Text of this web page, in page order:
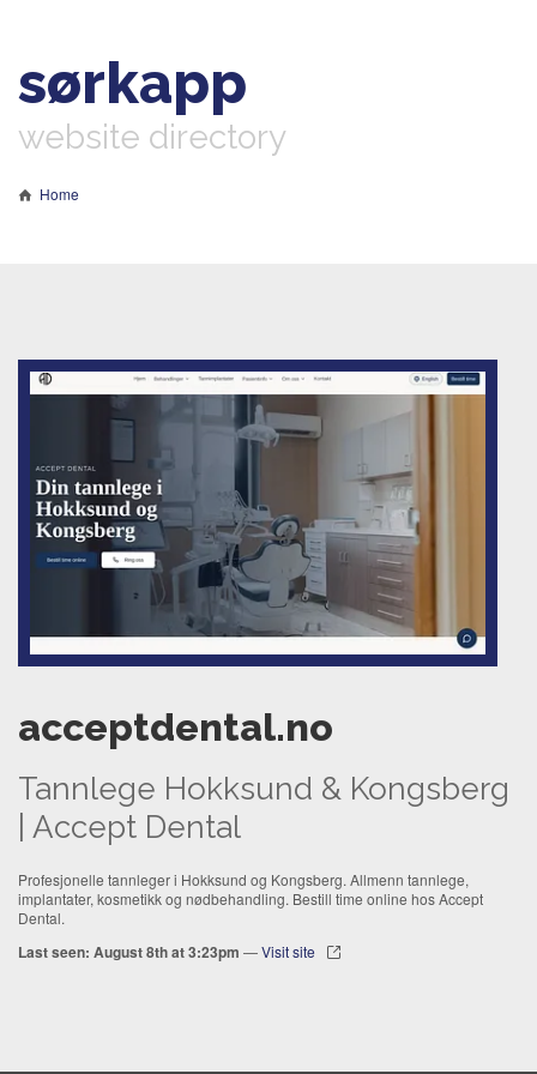
sørkapp
website directory
Home
acceptdental.no
Tannlege Hokksund & Kongsberg
| Accept Dental
Profesjonelle tannleger i Hokksund og Kongsberg. Allmenn tannlege,
implantater, kosmetikk og nødbehandling. Bestill time online hos Accept
Dental.
Last seen: August 8th at 3:23pm —Visit site